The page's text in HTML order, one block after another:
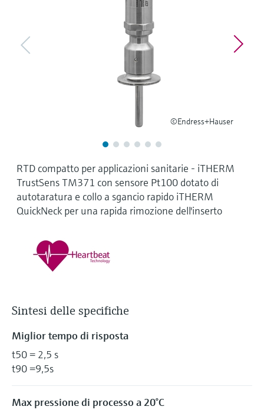
Trova informazioni e documentazione
specifiche sul prodotto
Misura del livello tramite la misura
della pressione
Memosens technology
©Endress+Hauser
RTD compatto per applicazioni sanitarie - iTHERM
TrustSens TM371 con sensore Pt100 dotato di
autotaratura e collo a sgancio rapido iTHERM
QuickNeck per una rapida rimozione dell'inserto
Sintesi delle specifiche
Miglior tempo di risposta
t50 = 2,5 s
t90 =9,5s
Max pressione di processo a 20°C